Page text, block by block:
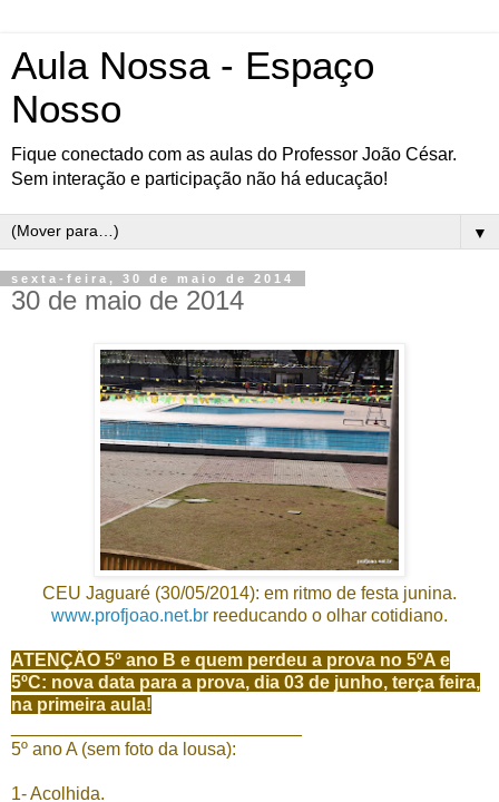
Aula Nossa - Espaço
Nosso
Fique conectado com as aulas do Professor João César.
Sem interação e participação não há educação!
▼
sexta-feira, 30 de maio de 2014
30 de maio de 2014
CEU Jaguaré (30/05/2014): em ritmo de festa junina.
www.profjoao.net.br reeducando o olhar cotidiano.
ATENÇÃO 5º ano B e quem perdeu a prova no 5ºA e
5ºC: nova data para a prova, dia 03 de junho, terça feira,
na primeira aula!
5º ano A (sem foto da lousa):
1- Acolhida.